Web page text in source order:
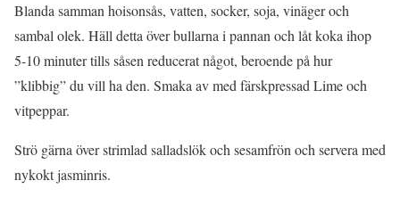
Blanda samman hoisonsås, vatten, socker, soja, vinäger och
sambal olek. Häll detta över bullarna i pannan och låt koka ihop
5-10 minuter tills såsen reducerat något, beroende på hur
”klibbig” du vill ha den. Smaka av med färskpressad Lime och
vitpeppar.
Strö gärna över strimlad salladslök och sesamfrön och servera med
nykokt jasminris.